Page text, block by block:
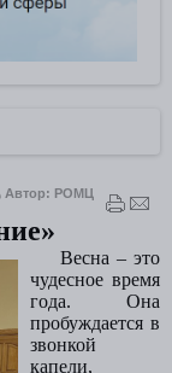
Автор: РОМЦ
Весна – это
чудесное время
года. Она
пробуждается в
звонкой
капели,